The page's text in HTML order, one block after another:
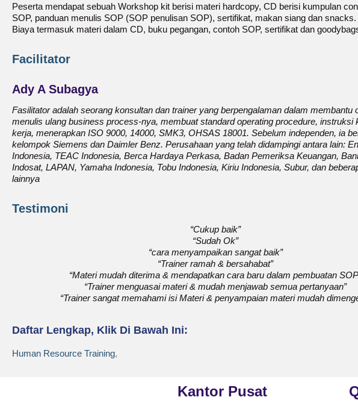
Peserta mendapat sebuah Workshop kit berisi materi hardcopy, CD berisi kumpulan
SOP, panduan menulis SOP (SOP penulisan SOP), sertifikat, makan siang dan snacks.
Biaya termasuk materi dalam CD, buku pegangan, contoh SOP, sertifikat dan
Facilitator
Ady A Subagya
Fasilitator adalah seorang konsultan dan trainer yang berpengalaman dalam membantu
menulis ulang business process-nya, membuat standard operating procedure, instruksi
kerja, menerapkan ISO 9000, 14000, SMK3, OHSAS 18001. Sebelum independen, ia
kelompok Siemens dan Daimler Benz. Perusahaan yang telah didampingi antara lain:
Indonesia, TEAC Indonesia, Berca Hardaya Perkasa, Badan Pemeriksa Keuangan,
Indosat, LAPAN, Yamaha Indonesia, Tobu Indonesia, Kiriu Indonesia, Subur, dan
lainnya
Testimoni
“Cukup baik”
“Sudah Ok”
“cara menyampaikan sangat baik”
“Trainer ramah & bersahabat”
“Materi mudah diterima & mendapatkan cara baru dalam pembuatan
“Trainer menguasai materi & mudah menjawab semua pertanyaan”
“Trainer sangat memahami isi Materi & penyampaian materi mudah
Daftar Lengkap, Klik Di Bawah Ini:
Human Resource Training,
Kantor Pusat